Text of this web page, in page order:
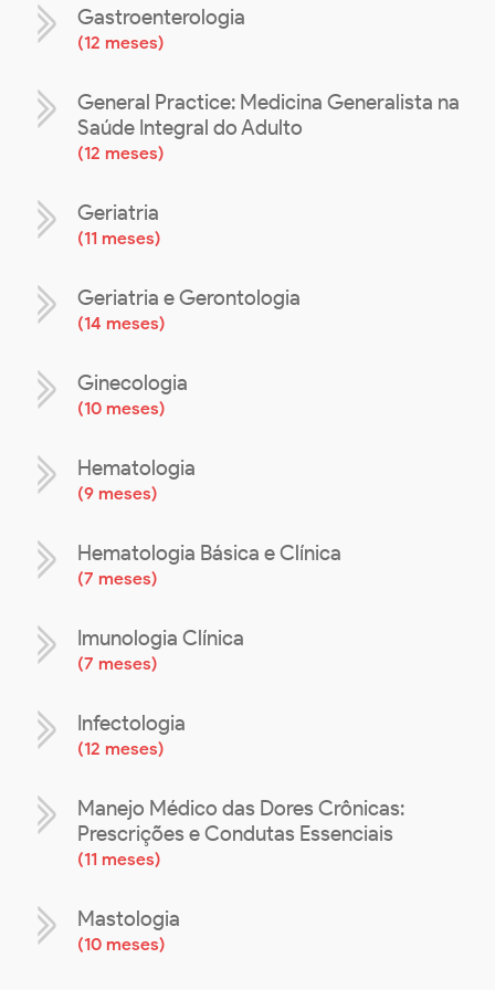
Gastroenterologia
(12 meses)
General Practice: Medicina Generalista na
Saúde Integral do Adulto
(12 meses)
Geriatria
(11 meses)
Geriatria e Gerontologia
(14 meses)
Ginecologia
(10 meses)
Hematologia
(9 meses)
Hematologia Básica e Clínica
(7 meses)
Imunologia Clínica
(7 meses)
Infectologia
(12 meses)
Manejo Médico das Dores Crônicas:
Prescrições e Condutas Essenciais
(11 meses)
Mastologia
(10 meses)